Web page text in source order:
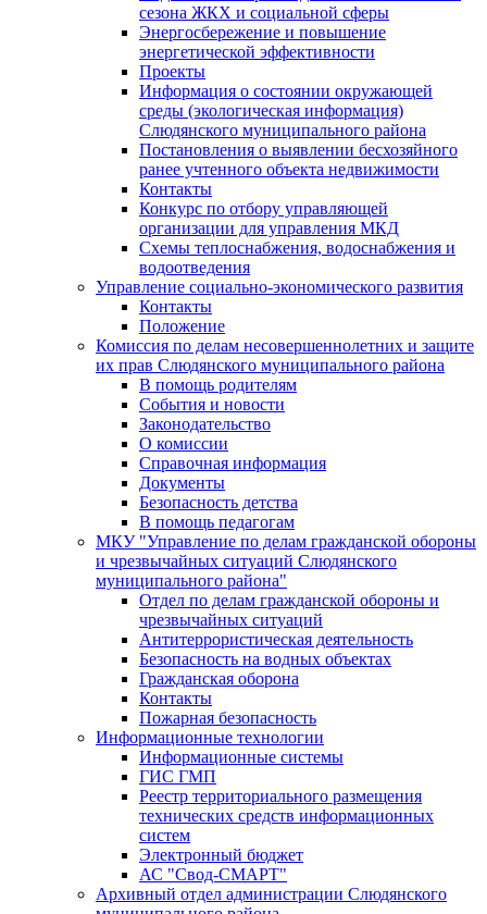
сезона ЖКХ и социальной сферы
Энергосбережение и повышение
энергетической эффективности
Проекты
Информация о состоянии окружающей
среды (экологическая информация)
Слюдянского муниципального района
Постановления о выявлении бесхозяйного
ранее учтенного объекта недвижимости
Контакты
Конкурс по отбору управляющей
организации для управления МКД
Схемы теплоснабжения, водоснабжения и
водоотведения
Управление социально-экономического развития
Контакты
Положение
Комиссия по делам несовершеннолетних и защите
их прав Слюдянского муниципального района
В помощь родителям
События и новости
Законодательство
О комиссии
Справочная информация
Документы
Безопасность детства
В помощь педагогам
МКУ "Управление по делам гражданской обороны
и чрезвычайных ситуаций Слюдянского
муниципального района"
Отдел по делам гражданской обороны и
чрезвычайных ситуаций
Антитеррористическая деятельность
Безопасность на водных объектах
Гражданская оборона
Контакты
Пожарная безопасность
Информационные технологии
Информационные системы
ГИС ГМП
Реестр территориального размещения
технических средств информационных
систем
Электронный бюджет
АС "Свод-СМАРТ"
Архивный отдел администрации Слюдянского